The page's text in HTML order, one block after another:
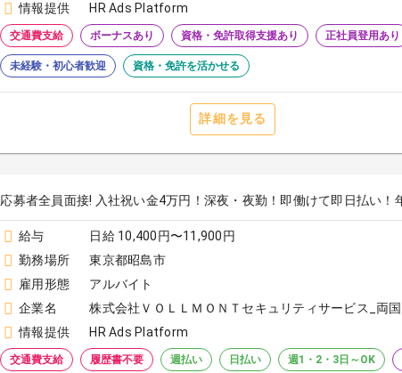
情報提供
HR Ads Platform
交通費支給 ボーナスあり 資格・免許取得支援あり 正社員登用あり
未経験・初心者歓迎 資格・免許を活かせる
詳細を見る
応募者全員面接! 入社祝い金4万円！深夜・夜勤！即働けて即日払い！
給与
日給 10,400円〜11,900円
勤務場所
東京都昭島市
雇用形態
アルバイト
企業名
株式会社ＶＯＬＬＭＯＮＴセキュリティサービス_両
情報提供
HR Ads Platform
交通費支給 履歴書不要 週払い 日払い 週1・2・3日～OK